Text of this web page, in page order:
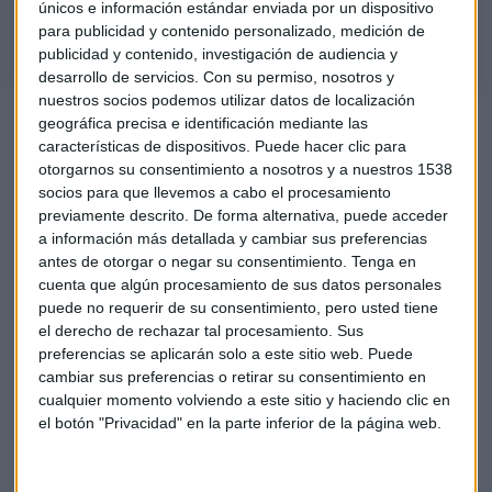
únicos e información estándar enviada por un dispositivo
para publicidad y contenido personalizado, medición de
publicidad y contenido, investigación de audiencia y
desarrollo de servicios. Con su permiso, nosotros y
nuestros socios podemos utilizar datos de localización
geográfica precisa e identificación mediante las
características de dispositivos. Puede hacer clic para
otorgarnos su consentimiento a nosotros y a nuestros 1538
socios para que llevemos a cabo el procesamiento
previamente descrito. De forma alternativa, puede acceder
a información más detallada y cambiar sus preferencias
antes de otorgar o negar su consentimiento. Tenga en
cuenta que algún procesamiento de sus datos personales
puede no requerir de su consentimiento, pero usted tiene
el derecho de rechazar tal procesamiento. Sus
preferencias se aplicarán solo a este sitio web. Puede
cambiar sus preferencias o retirar su consentimiento en
cualquier momento volviendo a este sitio y haciendo clic en
el botón "Privacidad" en la parte inferior de la página web.
la Plataforma para los Combustibles Renovables.
Una realidad para lograr los objetivos
El profesor Tormoscree que la solución a la emisiones del
transporte no viene solo de una tecnología y pide que no
"nos cerremos a otras soluciones, no se debe quitar a
ninguna que pueda ayudar a conseguir los objetivos y los
combustibles renovables pueden ser una buena opción".
Por parte de la patronal de las "dos ruedas",Anesdor,
Sergio Crespo, asegura que el parque está más envejecido
que el de los turismos. Afirma que, para su sector, es una
alternativa más que viable que puede convivir con la
electrificación. Pone como ejemplo las motos de la Guardia